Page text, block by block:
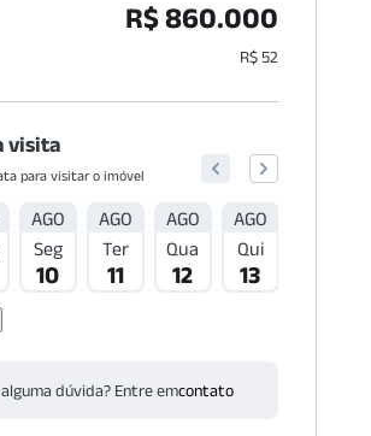
R$ 860.000
R$ 52
visita
para visitar o imóvel
AGO
Seg
10
AGO
Ter
11
AGO
Qua
12
AGO
Qui
13
alguma dúvida? Entre emcontato